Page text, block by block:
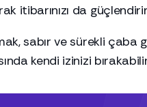
itibarınızı da
sabır ve sürekli
kendi izinizi